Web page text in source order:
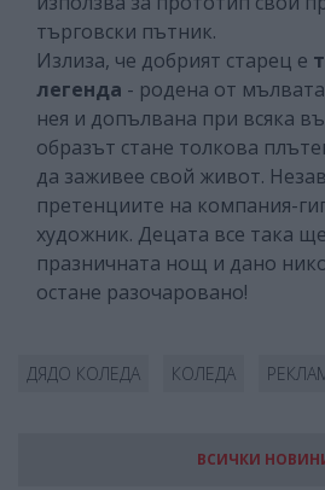
търговски пътник.
Излиза, че добрият старец е
легенда - родена от
нея и допълвана при всяка
образът стане толкова
да заживее свой живот.
претенциите на компания-
художник. Децата все така
празничната нощ и дано
остане разочаровано!
ДЯДО КОЛЕДА КОЛЕДА
ВСИЧКИ